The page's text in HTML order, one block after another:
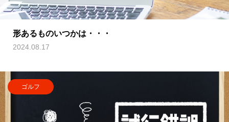
形あるものいつかは・・・
2024.08.17
ゴルフ